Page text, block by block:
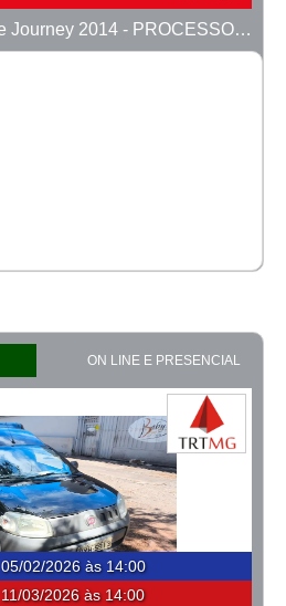
LOTE 15 - Veic. Dodge Journey 2014 - PROCESSO 0010757-52.2024-42ª BH
ON LINE E PRESENCIAL
05/02/2026 às 14:00
11/03/2026 às 14:00